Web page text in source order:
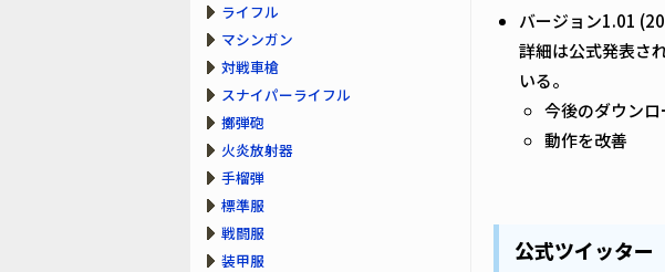
バージョン1.01
詳細は公式発表さ
いる。
今後のダウン
動作を改善
公式ツイッター
ライフル
マシンガン
対戦車槍
スナイパーライフル
擲弾砲
火炎放射器
手榴弾
標準服
戦闘服
装甲服